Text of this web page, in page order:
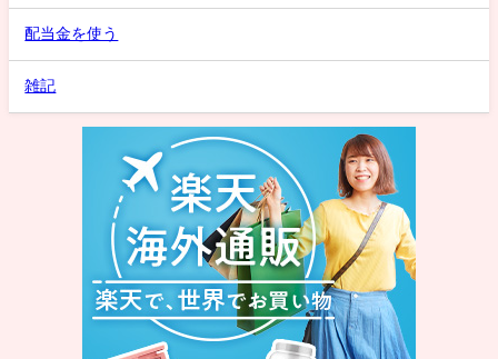
配当金を使う
雑記